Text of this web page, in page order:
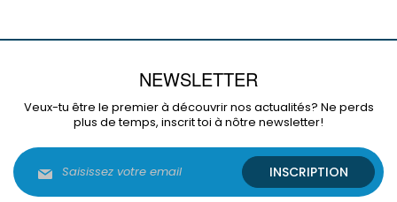
NEWSLETTER
Veux-tu être le premier à découvrir nos actualités? Ne perds
plus de temps, inscrit toi à nôtre newsletter!
à
notre
INSCRIPTION